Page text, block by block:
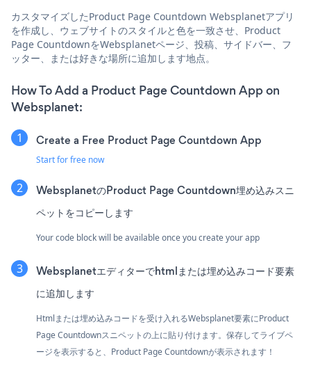
カスタマイズしたProduct Page Countdown Websplanetアプリ
を作成し、ウェブサイトのスタイルと色を一致させ、Product
Page CountdownをWebsplanetページ、投稿、サイドバー、フ
ッター、または好きな場所に追加します地点。
How To Add a Product Page Countdown App on
Websplanet:
Create a Free Product Page Countdown App
Start for free now
WebsplanetのProduct Page Countdown埋め込みスニ
ペットをコピーします
Your code block will be available once you create your app
Websplanetエディターでhtmlまたは埋め込みコード要素
に追加します
Htmlまたは埋め込みコードを受け入れるWebsplanet要素にProduct
Page Countdownスニペットの上に貼り付けます。保存してライブペ
ージを表示すると、Product Page Countdownが表示されます！